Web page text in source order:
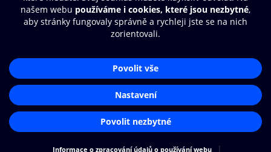
© O2 Czech Republic a.s.
Přístupnost
Zásady zpracování osobních údajů
Nastavení cookies
Aplikace O2 Knihovna
Čti a poslouchej své e-knihy a
audioknihy rychleji a pohodlněji.